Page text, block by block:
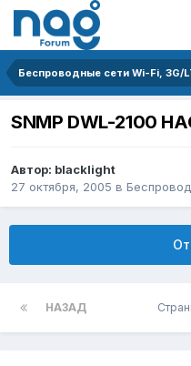
Беспроводные сети Wi-Fi, 3G/
SNMP DWL-2100
Автор: blacklight
27 октября, 2005 в
НАЗАД